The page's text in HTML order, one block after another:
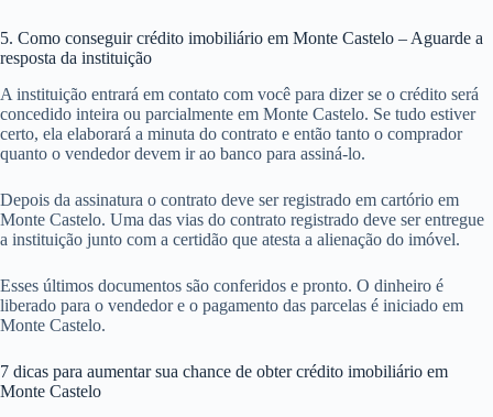
5. Como conseguir crédito imobiliário em Monte Castelo – Aguarde a
resposta da instituição
A instituição entrará em contato com você para dizer se o crédito será
concedido inteira ou parcialmente em Monte Castelo. Se tudo estiver
certo, ela elaborará a minuta do contrato e então tanto o comprador
quanto o vendedor devem ir ao banco para assiná-lo.
Depois da assinatura o contrato deve ser registrado em cartório em
Monte Castelo. Uma das vias do contrato registrado deve ser entregue
a instituição junto com a certidão que atesta a alienação do imóvel.
Esses últimos documentos são conferidos e pronto. O dinheiro é
liberado para o vendedor e o pagamento das parcelas é iniciado em
Monte Castelo.
7 dicas para aumentar sua chance de obter crédito imobiliário em
Monte Castelo